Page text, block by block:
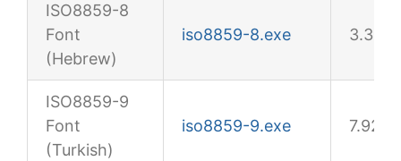
ISO8859-8
Font
(Hebrew)
iso8859-8.exe
ISO8859-9
Font
(Turkish)
iso8859-9.exe